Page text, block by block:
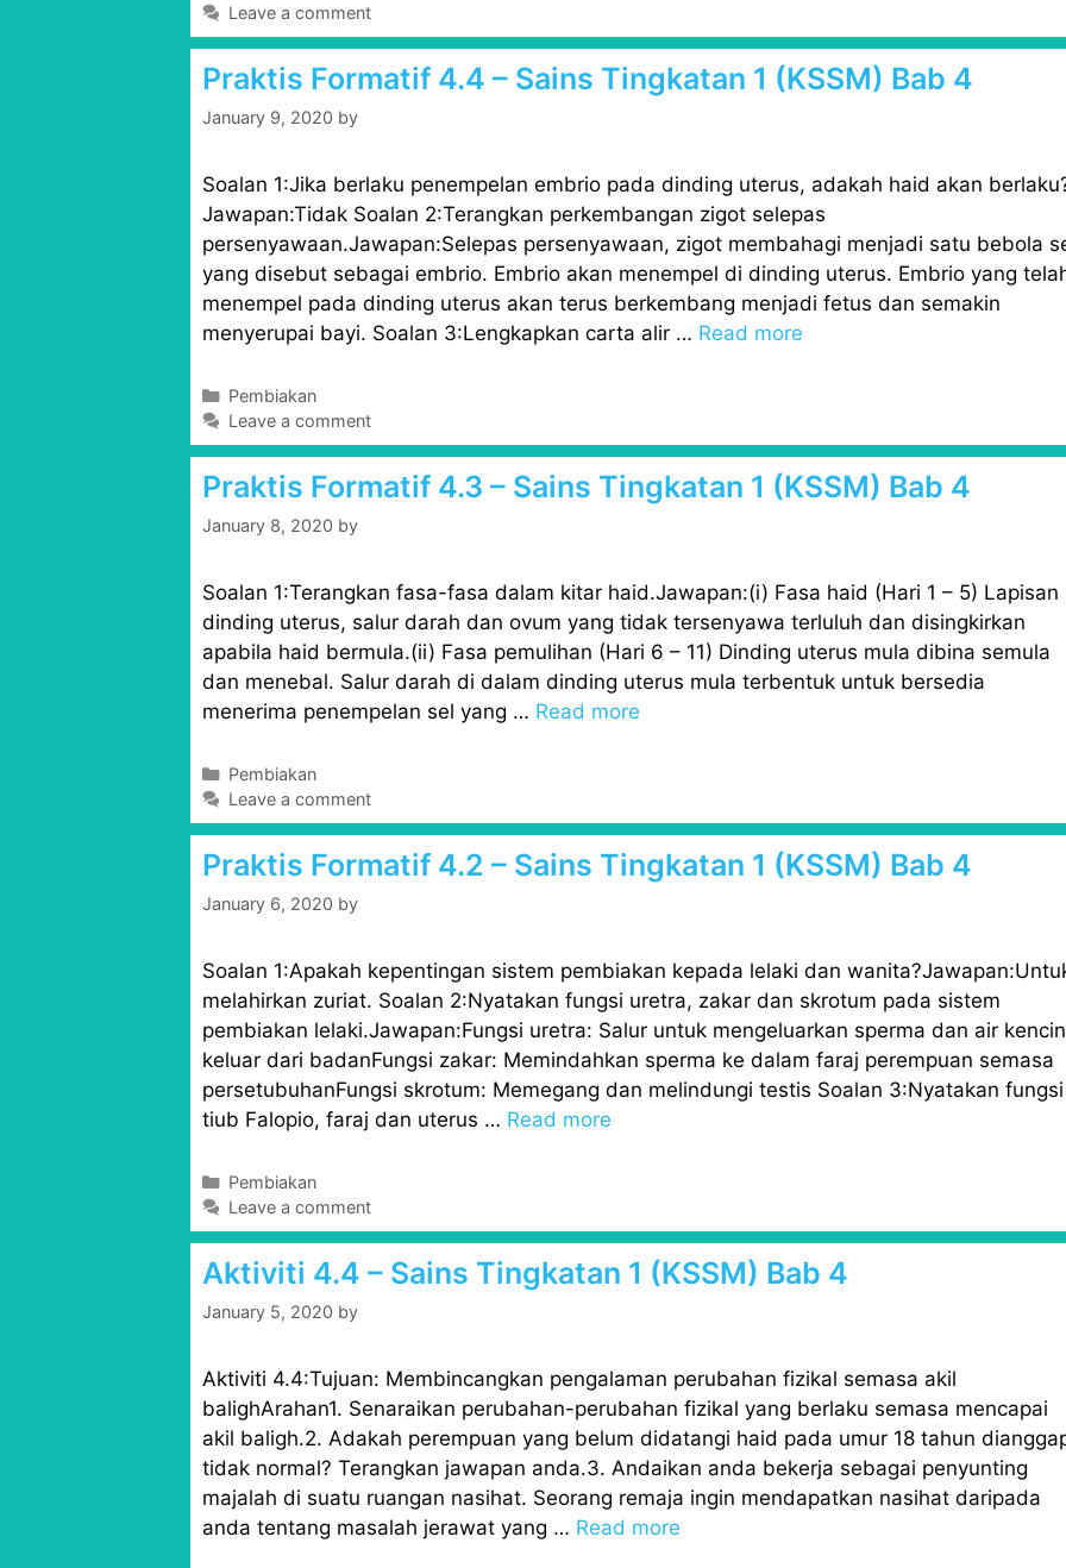
a
t
g
o
e
s
Leave a comment
Praktis Formatif 4.4 – Sains Tingkatan 1 (KSSM) Bab 4
January 9, 2020 by
Soalan 1:Jika berlaku penempelan embrio pada dinding uterus, adakah haid akan
Jawapan:Tidak Soalan 2:Terangkan perkembangan zigot selepas
persenyawaan.Jawapan:Selepas persenyawaan, zigot membahagi menjadi satu bebola
yang disebut sebagai embrio. Embrio akan menempel di dinding uterus. Embrio yang
menempel pada dinding uterus akan terus berkembang menjadi fetus dan semakin
menyerupai bayi. Soalan 3:Lengkapkan carta alir … Read more
C
a
t
g
o
e
s
Pembiakan
Leave a comment
Praktis Formatif 4.3 – Sains Tingkatan 1 (KSSM) Bab 4
January 8, 2020 by
Soalan 1:Terangkan fasa-fasa dalam kitar haid.Jawapan:(i) Fasa haid (Hari 1 – 5) Lapisan
dinding uterus, salur darah dan ovum yang tidak tersenyawa terluluh dan disingkirkan
apabila haid bermula.(ii) Fasa pemulihan (Hari 6 – 11) Dinding uterus mula dibina semula
dan menebal. Salur darah di dalam dinding uterus mula terbentuk untuk bersedia
menerima penempelan sel yang … Read more
C
a
t
g
o
e
s
Pembiakan
Leave a comment
Praktis Formatif 4.2 – Sains Tingkatan 1 (KSSM) Bab 4
January 6, 2020 by
Soalan 1:Apakah kepentingan sistem pembiakan kepada lelaki dan
melahirkan zuriat. Soalan 2:Nyatakan fungsi uretra, zakar dan skrotum pada sistem
pembiakan lelaki.Jawapan:Fungsi uretra: Salur untuk mengeluarkan sperma dan air
keluar dari badanFungsi zakar: Memindahkan sperma ke dalam faraj perempuan semasa
persetubuhanFungsi skrotum: Memegang dan melindungi testis Soalan 3:Nyatakan fungsi
tiub Falopio, faraj dan uterus … Read more
C
a
t
e
g
o
e
s
Pembiakan
Leave a comment
Aktiviti 4.4 – Sains Tingkatan 1 (KSSM) Bab 4
January 5, 2020 by
Aktiviti 4.4:Tujuan: Membincangkan pengalaman perubahan fizikal semasa akil
balighArahan1. Senaraikan perubahan-perubahan fizikal yang berlaku semasa mencapai
akil baligh.2. Adakah perempuan yang belum didatangi haid pada umur 18 tahun
tidak normal? Terangkan jawapan anda.3. Andaikan anda bekerja sebagai penyunting
majalah di suatu ruangan nasihat. Seorang remaja ingin mendapatkan nasihat daripada
anda tentang masalah jerawat yang … Read more